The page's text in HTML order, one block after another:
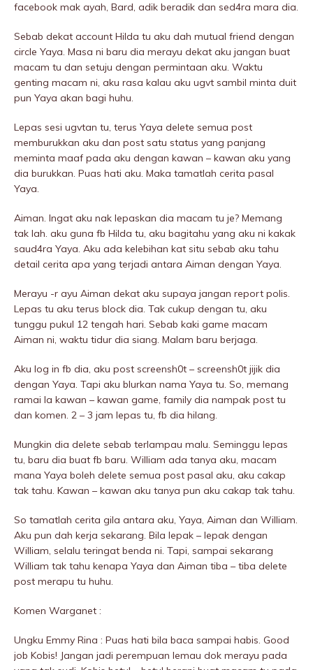
facebook mak ayah, Bard, adik beradik dan sed4ra mara dia.
Sebab dekat account Hilda tu aku dah mutual friend dengan
circle Yaya. Masa ni baru dia merayu dekat aku jangan buat
macam tu dan setuju dengan permintaan aku. Waktu
genting macam ni, aku rasa kalau aku ugvt sambil minta duit
pun Yaya akan bagi huhu.
Lepas sesi ugvtan tu, terus Yaya delete semua post
memburukkan aku dan post satu status yang panjang
meminta maaf pada aku dengan kawan – kawan aku yang
dia burukkan. Puas hati aku. Maka tamatlah cerita pasal
Yaya.
Aiman. Ingat aku nak lepaskan dia macam tu je? Memang
tak lah. aku guna fb Hilda tu, aku bagitahu yang aku ni kakak
saud4ra Yaya. Aku ada kelebihan kat situ sebab aku tahu
detail cerita apa yang terjadi antara Aiman dengan Yaya.
Merayu -r ayu Aiman dekat aku supaya jangan report polis.
Lepas tu aku terus block dia. Tak cukup dengan tu, aku
tunggu pukuI 12 tengah hari. Sebab kaki game macam
Aiman ni, waktu tidur dia siang. Malam baru berjaga.
Aku log in fb dia, aku post screensh0t – screensh0t jijik dia
dengan Yaya. Tapi aku blurkan nama Yaya tu. So, memang
ramai la kawan – kawan game, family dia nampak post tu
dan komen. 2 – 3 jam lepas tu, fb dia hilang.
Mungkin dia delete sebab terIampau malu. Seminggu lepas
tu, baru dia buat fb baru. William ada tanya aku, macam
mana Yaya boleh delete semua post pasal aku, aku cakap
tak tahu. Kawan – kawan aku tanya pun aku cakap tak tahu.
So tamatlah cerita giIa antara aku, Yaya, Aiman dan William.
Aku pun dah kerja sekarang. Bila lepak – lepak dengan
William, selalu teringat benda ni. Tapi, sampai sekarang
William tak tahu kenapa Yaya dan Aiman tiba – tiba delete
post merapu tu huhu.
Komen Warganet :
Ungku Emmy Rina : Puas hati bila baca sampai habis. Good
job Kobis! Jangan jadi perempuan lemau dok merayu pada